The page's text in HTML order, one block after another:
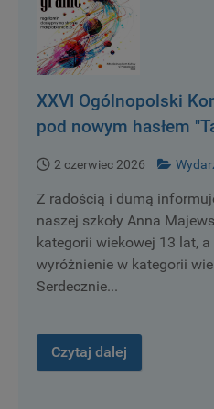
XXVI Ogólnopolski
pod nowym hasłem
2 czerwiec 2026
Z radością i dumą
naszej szkoły Anna
kategorii wiekowej 13 lat,
wyróżnienie w kategorii
Serdecznie...
Czytaj dalej